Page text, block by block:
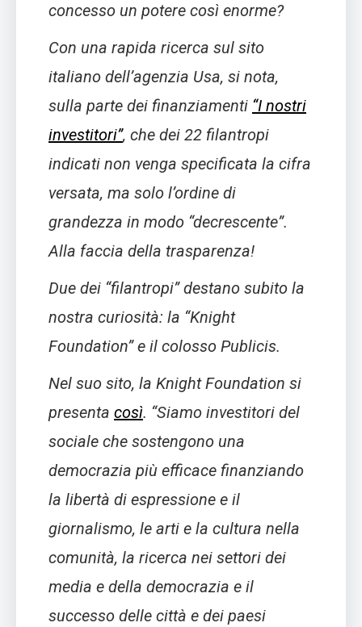
concesso un potere così enorme?
Con una rapida ricerca sul sito
italiano dell’agenzia Usa, si nota,
sulla parte dei finanziamenti “I nostri
investitori”, che dei 22 filantropi
indicati non venga specificata la cifra
versata, ma solo l’ordine di
grandezza in modo “decrescente”.
Alla faccia della trasparenza!
Due dei “filantropi” destano subito la
nostra curiosità: la “Knight
Foundation” e il colosso Publicis.
Nel suo sito, la Knight Foundation si
presenta così. “Siamo investitori del
sociale che sostengono una
democrazia più efficace finanziando
la libertà di espressione e il
giornalismo, le arti e la cultura nella
comunità, la ricerca nei settori dei
media e della democrazia e il
successo delle città e dei paesi